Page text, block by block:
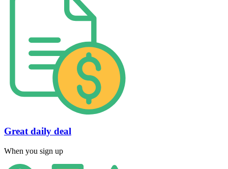
Great daily deal
When you sign up